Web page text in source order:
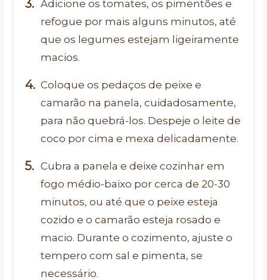
Adicione os tomates, os pimentões e
refogue por mais alguns minutos, até
que os legumes estejam ligeiramente
macios.
Coloque os pedaços de peixe e
camarão na panela, cuidadosamente,
para não quebrá-los. Despeje o leite de
coco por cima e mexa delicadamente.
Cubra a panela e deixe cozinhar em
fogo médio-baixo por cerca de 20-30
minutos, ou até que o peixe esteja
cozido e o camarão esteja rosado e
macio. Durante o cozimento, ajuste o
tempero com sal e pimenta, se
necessário.